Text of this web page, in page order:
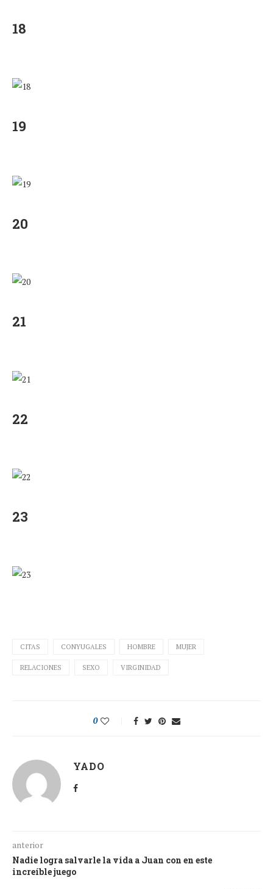
18
19
20
21
22
23
CITAS CONYUGALES HOMBRE MUJER
RELACIONES SEXO VIRGINIDAD
0
YADO
anterior
Nadie logra salvarle la vida a Juan con en este
increíble juego